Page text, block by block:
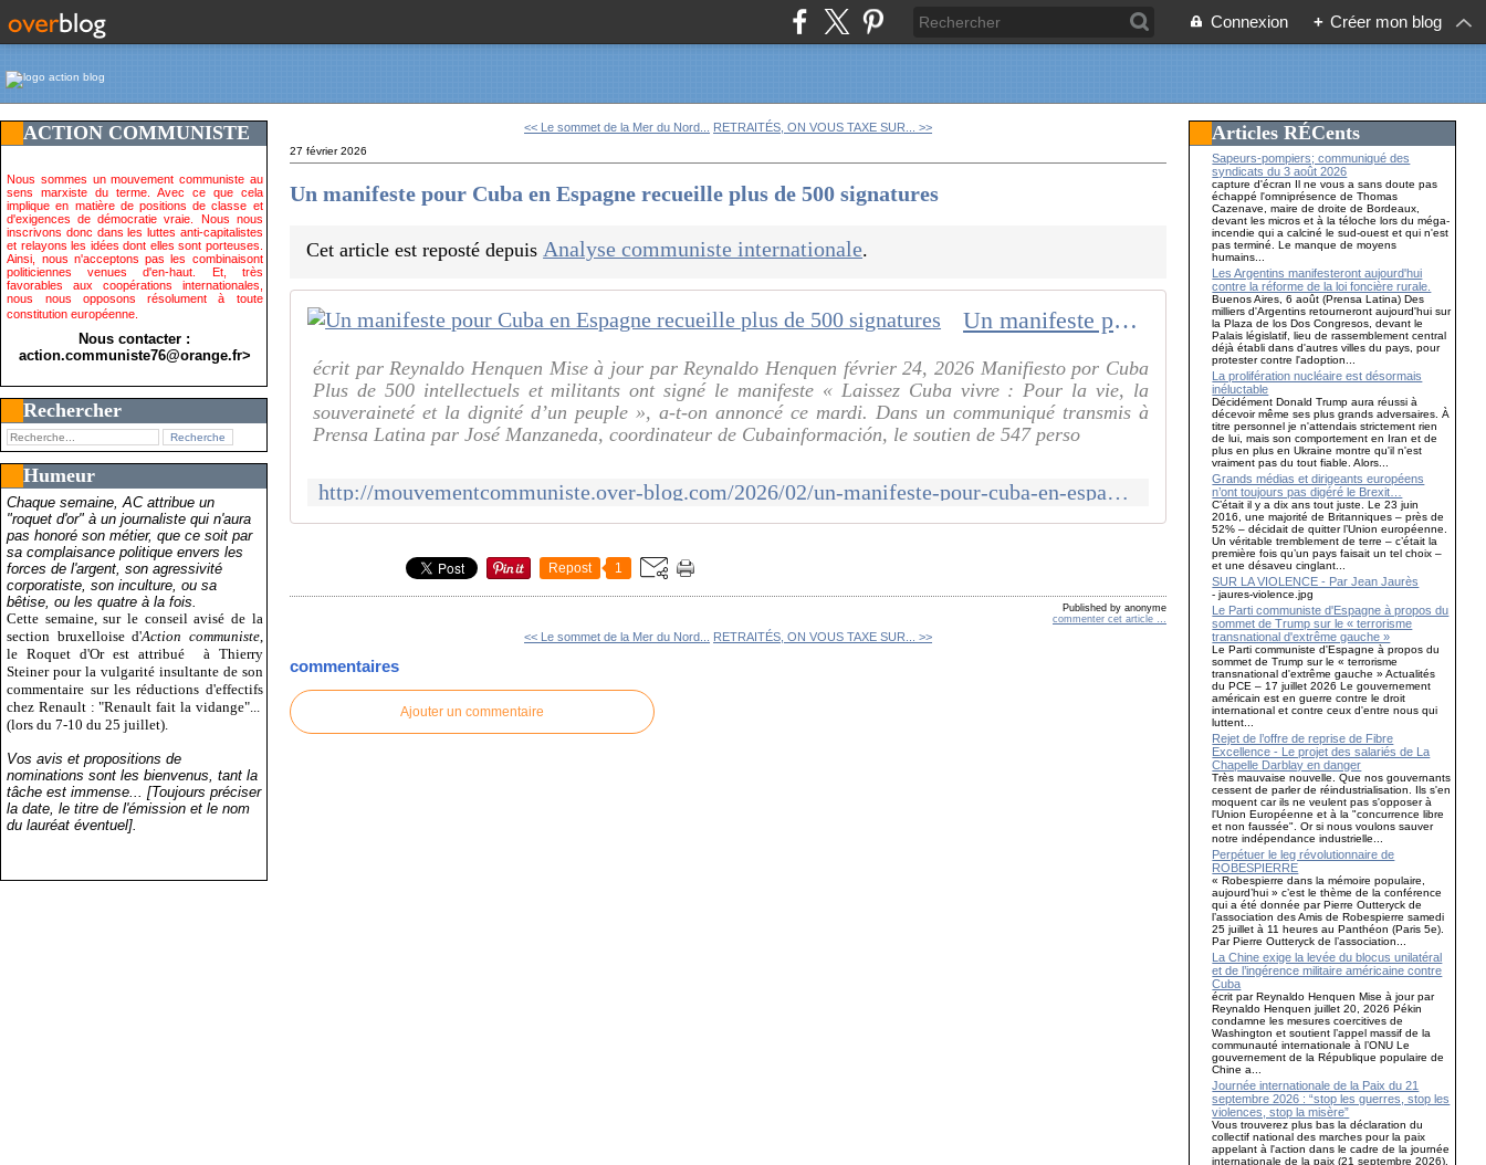
Connexion + Créer mon blog
ACTION COMMUNISTE
Nous sommes un mouvement communiste au
sens marxiste du terme. Avec ce que cela
implique en matière de positions de classe et
d'exigences de démocratie vraie. Nous nous
inscrivons donc dans les luttes anti-capitalistes
et relayons les idées dont elles sont porteuses.
Ainsi, nous n'acceptons pas les combinaisont
politiciennes venues d'en-haut. Et, très
favorables aux coopérations internationales,
nous nous opposons résolument à toute
constitution européenne.
Nous contacter :
action.communiste76@orange.fr>
Rechercher
Humeur
Chaque semaine, AC attribue un
"roquet d'or" à un journaliste qui n'aura
pas honoré son métier, que ce soit par
sa complaisance politique envers les
forces de l'argent, son agressivité
corporatiste, son inculture, ou sa
bêtise, ou les quatre à la fois.
Cette semaine, sur le conseil avisé de la
section bruxelloise d'Action communiste,
le Roquet d'Or est attribué
à Thierry
Steiner pour la vulgarité insultante de son
commentaire sur les réductions d'effectifs
chez Renault : "Renault fait la vidange"...
(lors du 7-10 du 25 juillet).
Vos avis et propositions de
nominations sont les bienvenus, tant la
tâche est immense... [Toujours préciser
la date, le titre de l'émission et le nom
du lauréat éventuel].
<< Le sommet de la Mer du Nord... RETRAITÉS, ON VOUS TAXE SUR... >>
27 février 2026
Un manifeste pour Cuba en Espagne recueille plus de 500 signatures
Cet article est reposté depuisAnalyse communiste internationale.
Un manifeste pour Cuba en Espagne recueille plus de 500 signatures
écrit par Reynaldo Henquen Mise à jour par Reynaldo Henquen février 24, 2026 Manifiesto por Cuba
Plus de 500 intellectuels et militants ont signé le manifeste « Laissez Cuba vivre : Pour la vie, la
souveraineté et la dignité d’un peuple », a-t-on annoncé ce mardi. Dans un communiqué transmis à
Prensa Latina par José Manzaneda, coordinateur de Cubainformación, le soutien de 547 perso
http://mouvementcommuniste.over-blog.com/2026/02/un-manifeste-pour-cuba-en-espagne-recueille-plus-de-500-signatures.html
Repost 1
Published by anonyme
commenter cet article …
<< Le sommet de la Mer du Nord... RETRAITÉS, ON VOUS TAXE SUR... >>
commentaires
Ajouter un commentaire
Articles RÉCents
Sapeurs-pompiers; communiqué des
syndicats du 3 août 2026
capture d'écran Il ne vous a sans doute pas
échappé l'omniprésence de Thomas
Cazenave, maire de droite de Bordeaux,
devant les micros et à la téloche lors du méga-
incendie qui a calciné le sud-ouest et qui n'est
pas terminé. Le manque de moyens
humains...
Les Argentins manifesteront aujourd'hui
contre la réforme de la loi foncière rurale.
Buenos Aires, 6 août (Prensa Latina) Des
milliers d'Argentins retourneront aujourd'hui sur
la Plaza de los Dos Congresos, devant le
Palais législatif, lieu de rassemblement central
déjà établi dans d'autres villes du pays, pour
protester contre l'adoption...
La prolifération nucléaire est désormais
inéluctable
Décidément Donald Trump aura réussi à
décevoir même ses plus grands adversaires. À
titre personnel je n'attendais strictement rien
de lui, mais son comportement en Iran et de
plus en plus en Ukraine montre qu'il n'est
vraiment pas du tout fiable. Alors...
Grands médias et dirigeants européens
n’ont toujours pas digéré le Brexit…
C’était il y a dix ans tout juste. Le 23 juin
2016, une majorité de Britanniques – près de
52% – décidait de quitter l’Union européenne.
Un véritable tremblement de terre – c’était la
première fois qu’un pays faisait un tel choix –
et une désaveu cinglant...
SUR LA VIOLENCE - Par Jean Jaurès
- jaures-violence.jpg
Le Parti communiste d'Espagne à propos du
sommet de Trump sur le « terrorisme
transnational d'extrême gauche »
Le Parti communiste d'Espagne à propos du
sommet de Trump sur le « terrorisme
transnational d'extrême gauche » Actualités
du PCE – 17 juillet 2026 Le gouvernement
américain est en guerre contre le droit
international et contre ceux d'entre nous qui
luttent...
Rejet de l’offre de reprise de Fibre
Excellence - Le projet des salariés de La
Chapelle Darblay en danger
Très mauvaise nouvelle. Que nos gouvernants
cessent de parler de réindustrialisation. Ils s'en
moquent car ils ne veulent pas s'opposer à
l'Union Européenne et à la "concurrence libre
et non faussée". Or si nous voulons sauver
notre indépendance industrielle...
Perpétuer le leg révolutionnaire de
ROBESPIERRE
« Robespierre dans la mémoire populaire,
aujourd’hui » c’est le thème de la conférence
qui a été donnée par Pierre Outteryck de
l’association des Amis de Robespierre samedi
25 juillet à 11 heures au Panthéon (Paris 5e).
Par Pierre Outteryck de l’association...
La Chine exige la levée du blocus unilatéral
et de l’ingérence militaire américaine contre
Cuba
écrit par Reynaldo Henquen Mise à jour par
Reynaldo Henquen juillet 20, 2026 Pékin
condamne les mesures coercitives de
Washington et soutient l’appel massif de la
communauté internationale à l’ONU Le
gouvernement de la République populaire de
Chine a...
Journée internationale de la Paix du 21
septembre 2026 : “stop les guerres, stop les
violences, stop la misère”
Vous trouverez plus bas la déclaration du
collectif national des marches pour la paix
appelant à l'action dans le cadre de la journée
internationale de la paix (21 septembre 2026).